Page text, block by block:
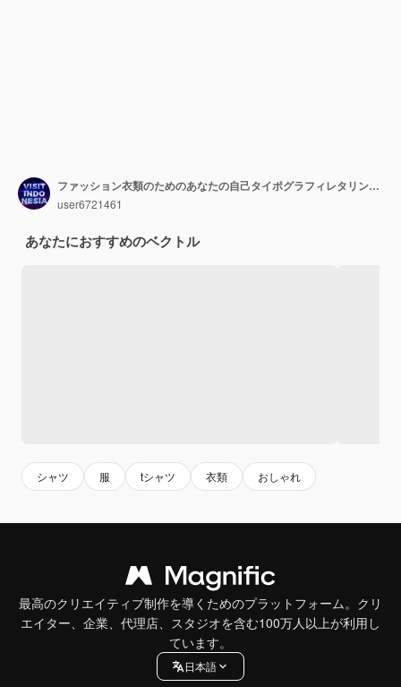
ファッション衣類のためのあなたの自己タイポグラフィレタリングtシャツデザインテンプレートが大好き
user6721461
あなたにおすすめのベクトル
シャツ 服 tシャツ 衣類 おしゃれ
最高のクリエイティブ制作を導くためのプラットフォーム。クリ
エイター、企業、代理店、スタジオを含む100万人以上が利用し
ています。
日本語